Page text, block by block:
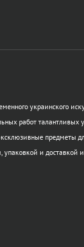
украинского
работ талантливых
предметы
и доставкой